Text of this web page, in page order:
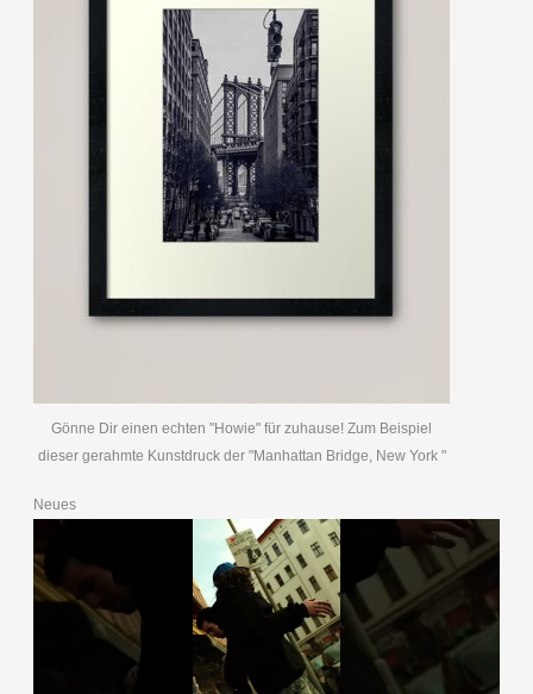
Gönne Dir einen echten "Howie" für zuhause! Zum Beispiel
dieser gerahmte Kunstdruck der "Manhattan Bridge, New York "
Neues